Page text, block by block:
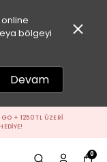
bölgeyi
Devam
+ 1250 TL ÜZERI
0